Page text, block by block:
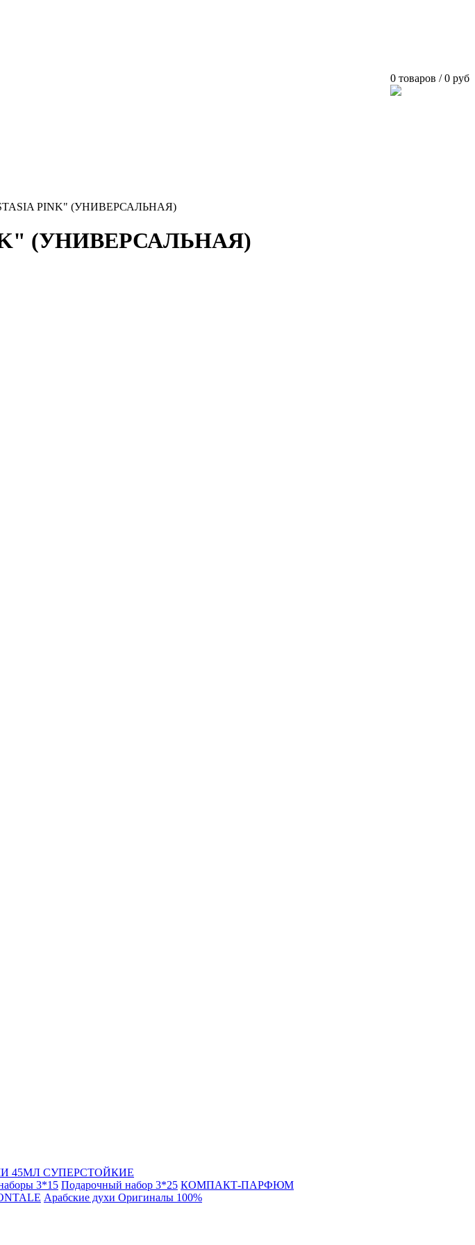
0 товаров / 0 руб
PINK" (УНИВЕРСАЛЬНАЯ)
(УНИВЕРСАЛЬНАЯ)
СУПЕРСТОЙКИЕ
3*15 Подарочный набор 3*25 КОМПАКТ-ПАРФЮМ
Арабские духи Оригиналы 100%